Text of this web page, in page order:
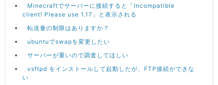
Minecraftでサーバーに接続すると「Incompatible
client! Please use 1.17」と表示される
転送量の制限はありますか？
ubuntuでswapを変更したい
サーバーが重いので調査してほしい
vsftpd をインストールして起動したが、FTP接続ができな
い